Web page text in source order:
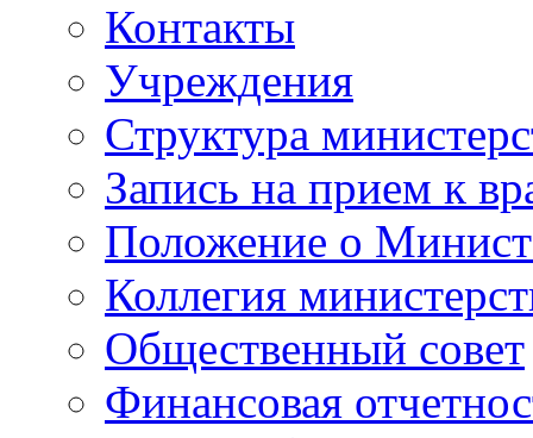
Контакты
Учреждения
Структура
Запись на прием к
Положение о
Коллегия
Общественный совет
Финансовая